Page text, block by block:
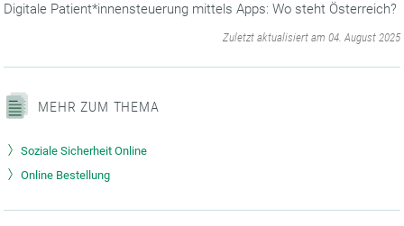
Digitale Patient*innensteuerung mittels Apps: Wo steht Österreich?
Zuletzt aktualisiert am 04. August 2025
MEHR ZUM THEMA
Soziale Sicherheit Online
Online Bestellung